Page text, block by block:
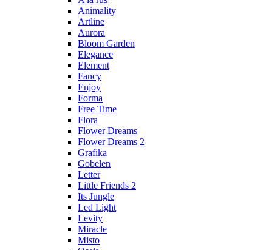
Animality
Artline
Aurora
Bloom Garden
Elegance
Element
Fancy
Enjoy
Forma
Free Time
Flora
Flower Dreams
Flower Dreams 2
Grafika
Gobelen
Letter
Little Friends 2
Its Jungle
Led Light
Levity
Miracle
Misto